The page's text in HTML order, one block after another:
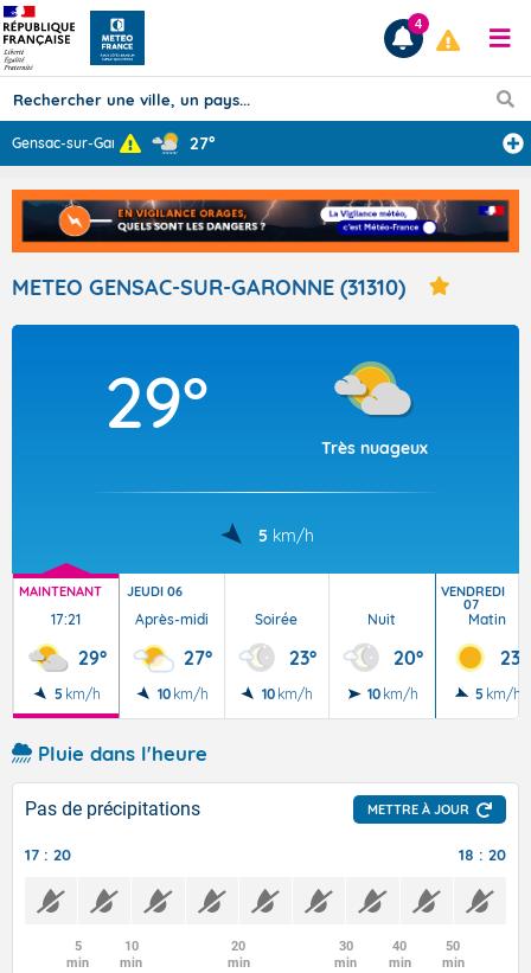
Prévisions
TOUS LES RÉSULTATS
Articles
4
Gensac-sur-Garo... 27°
METEO GENSAC-SUR-GARONNE (31310)
29°
Très nuageux
5 km/h
MAINTENANT
17:21
29°
5 km/h
JEUDI 06
Après-midi
27°
10 km/h
Soirée
23°
10 km/h
Nuit
20°
10 km/h
VENDREDI
07
Matin
23°
5 km/h
Pluie dans l'heure
Pas de précipitations METTRE À JOUR
17 : 20 18 : 20
5
min
10
min
20
min
30
min
40
min
50
min